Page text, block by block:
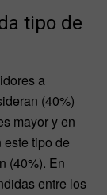
tipo de
a
(40%)
mayor y en
tipo de
(40%). En
entre los